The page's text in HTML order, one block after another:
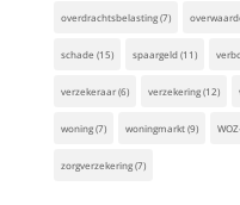
overdrachtsbelasting(7)
schade (15) spaargeld(11)
verzekeraar(6) verzekering(12)
woning(7) woningmarkt(9)
zorgverzekering(7)